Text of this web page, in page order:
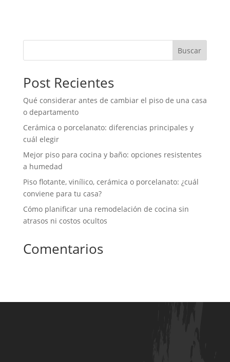
Buscar
Post Recientes
Qué considerar antes de cambiar el piso de una casa
o departamento
Cerámica o porcelanato: diferencias principales y
cuál elegir
Mejor piso para cocina y baño: opciones resistentes
a humedad
Piso flotante, vinílico, cerámica o porcelanato: ¿cuál
conviene para tu casa?
Cómo planificar una remodelación de cocina sin
atrasos ni costos ocultos
Comentarios